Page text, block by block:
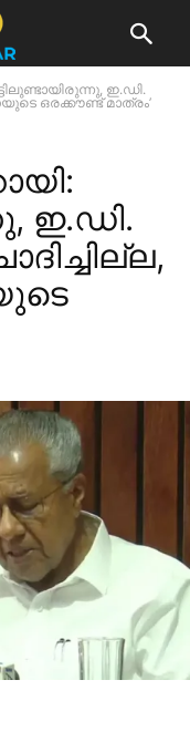
ഇ.ഡി.
ഒരക്കൗണ്ട് മാത്രം’
ഇ.ഡി.